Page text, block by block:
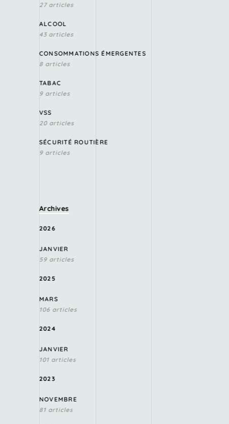
27 articles
ALCOOL
43 articles
CONSOMMATIONS ÉMERGENTES
8 articles
TABAC
9 articles
VSS
20 articles
SÉCURITÉ ROUTIÈRE
9 articles
Archives
2026
JANVIER
59 articles
2025
MARS
106 articles
2024
JANVIER
101 articles
2023
NOVEMBRE
81 articles